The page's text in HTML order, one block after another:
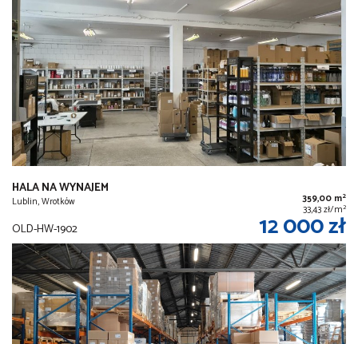
HALA NA WYNAJEM
Lublin, Wrotków 359,00 m2
33,43 zł/m2
OLD-HW-1902 12 000 zł